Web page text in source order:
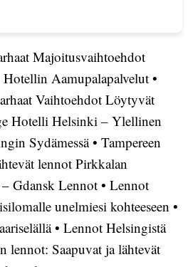
Majoitusvaihtoehdot
Hotellin Aamupalapalvelut •
Vaihtoehdot Löytyvät
Hotelli Helsinki – Ylellinen
Sydämessä• Tampereen
lennot Pirkkalan
Gdansk Lennot • Lennot
unelmiesi kohteeseen •
• Lennot Helsingistä
lennot: Saapuvat ja lähtevät